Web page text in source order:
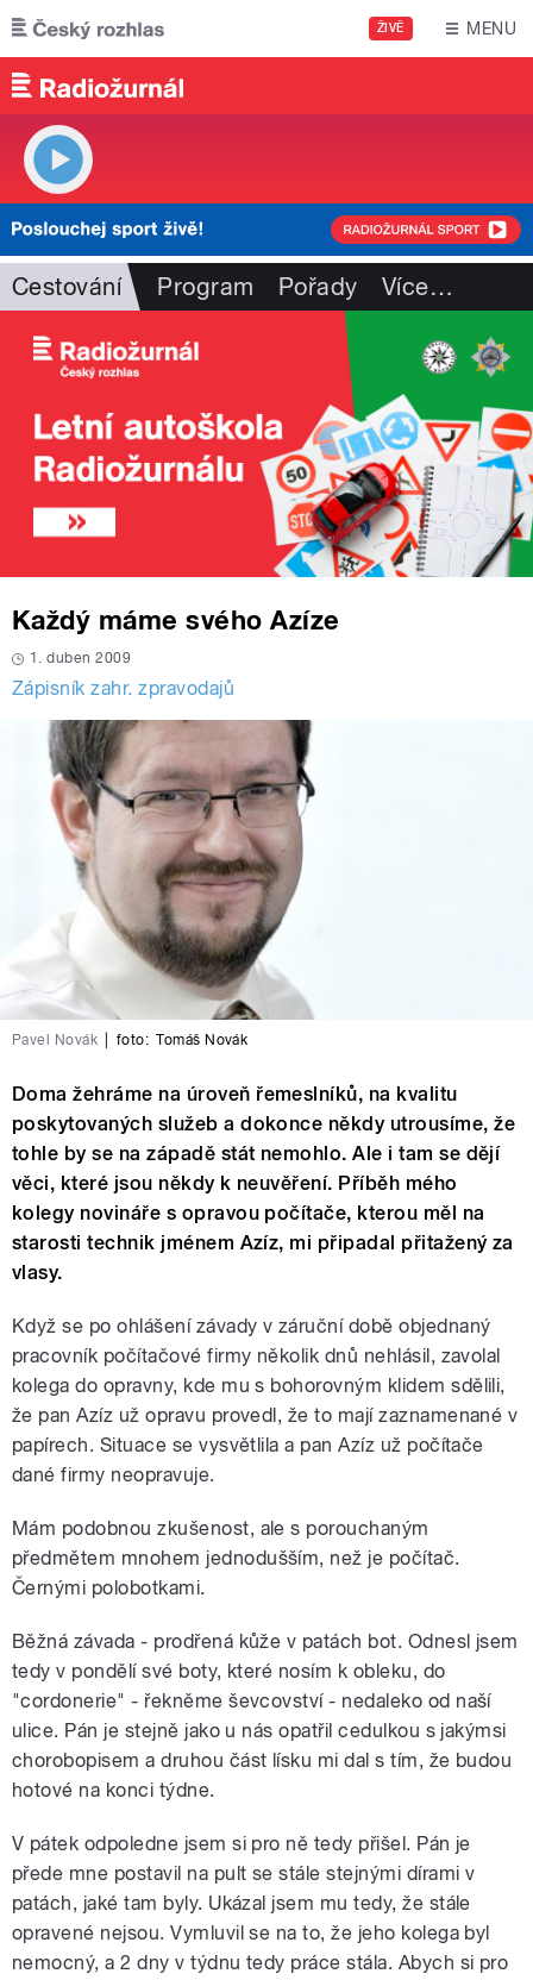
Přejít k hlavnímu obsahu
ŽIVĚ MENU
Cestování Program Pořady Více…
Každý máme svého Azíze
1. duben 2009
Zápisník zahr. zpravodajů
Pavel Novák foto: Tomáš Novák
Doma žehráme na úroveň řemeslníků, na kvalitu
poskytovaných služeb a dokonce někdy utrousíme, že
tohle by se na západě stát nemohlo. Ale i tam se dějí
věci, které jsou někdy k neuvěření. Příběh mého
kolegy novináře s opravou počítače, kterou měl na
starosti technik jménem Azíz, mi připadal přitažený za
vlasy.
Když se po ohlášení závady v záruční době objednaný
pracovník počítačové firmy několik dnů nehlásil, zavolal
kolega do opravny, kde mu s bohorovným klidem sdělili,
že pan Azíz už opravu provedl, že to mají zaznamenané v
papírech. Situace se vysvětlila a pan Azíz už počítače
dané firmy neopravuje.
Mám podobnou zkušenost, ale s porouchaným
předmětem mnohem jednodušším, než je počítač.
Černými polobotkami.
Běžná závada - prodřená kůže v patách bot. Odnesl jsem
tedy v pondělí své boty, které nosím k obleku, do
"cordonerie" - řekněme ševcovství - nedaleko od naší
ulice. Pán je stejně jako u nás opatřil cedulkou s jakýmsi
chorobopisem a druhou část lísku mi dal s tím, že budou
hotové na konci týdne.
V pátek odpoledne jsem si pro ně tedy přišel. Pán je
přede mne postavil na pult se stále stejnými dírami v
patách, jaké tam byly. Ukázal jsem mu tedy, že stále
opravené nejsou. Vymluvil se na to, že jeho kolega byl
nemocný, a 2 dny v týdnu tedy práce stála. Abych si pro